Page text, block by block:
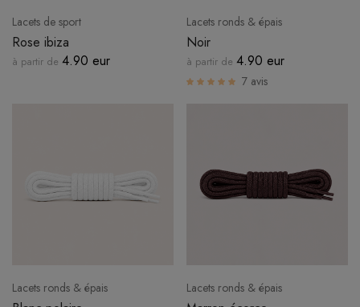
Lacets de sport
Rose ibiza
à partir de 4.90 eur
Lacets ronds & épais
Noir
à partir de 4.90 eur
7 avis
Lacets ronds & épais Lacets ronds & épais